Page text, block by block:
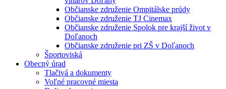
Občianske združenie Ompitálske prúdy
Občianske združenie TJ Cinemax
Občianske združenie Spolok pre krajší život v
Doľanoch
Občianske združenie pri ZŠ v Doľanoch
Športoviská
Obecný úrad
Tlačivá a dokumenty
Voľné pracovné miesta